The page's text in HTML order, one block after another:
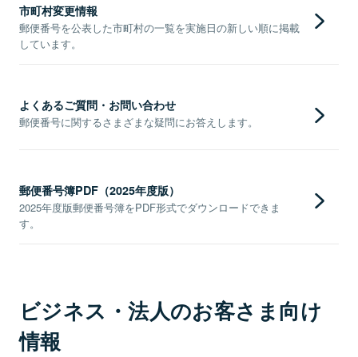
市町村変更情報
郵便番号を公表した市町村の一覧を実施日の新しい順に掲載
しています。
よくあるご質問・お問い合わせ
郵便番号に関するさまざまな疑問にお答えします。
郵便番号簿PDF（2025年度版）
2025年度版郵便番号簿をPDF形式でダウンロードできま
す。
ビジネス・法人のお客さま向け
情報